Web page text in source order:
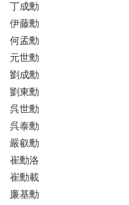
丁成勳
伊藤勳
何孟勳
元世勳
劉成勳
劉東勳
呉世勳
呉泰勳
嚴叡勳
崔勳洛
崔勳載
廉基勳